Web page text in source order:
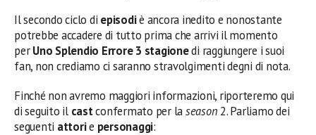
Il secondo ciclo di episodiè ancora inedito e nonostante
potrebbe accadere di tutto prima che arrivi il momento
perUno Splendio Errore 3 stagionedi raggiungere i suoi
fan, non crediamo ci saranno stravolgimenti degni di nota.
Finché non avremo maggiori informazioni, riporteremo qui
di seguito il castconfermato per laseason2. Parliamo dei
seguenti attorie personaggi: